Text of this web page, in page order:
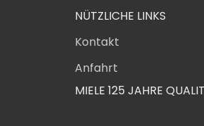
NÜTZLICHE LINKS
Kontakt
Anfahrt
MIELE 125 JAHRE